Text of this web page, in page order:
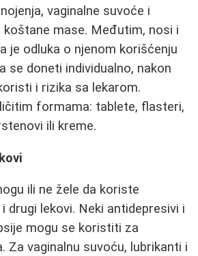
vaginalne suvoće i
mase. Međutim, nosi i
je odluka o njenom korišćenju
se doneti individualno, nakon
i rizika sa lekarom.
formama: tablete, flasteri,
ili kreme.
ili ne žele da koriste
drugi lekovi. Neki antidepresivi i
mogu se koristiti za
Za vaginalnu suvoću, lubrikanti i